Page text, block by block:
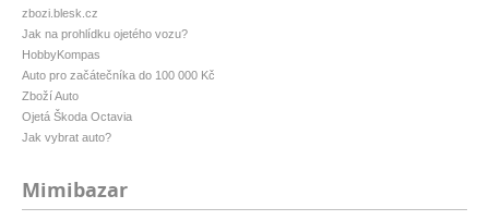
zbozi.blesk.cz
Jak na prohlídku ojetého vozu?
HobbyKompas
Auto pro začátečníka do 100 000 Kč
Zboží Auto
Ojetá Škoda Octavia
Jak vybrat auto?
Mimibazar